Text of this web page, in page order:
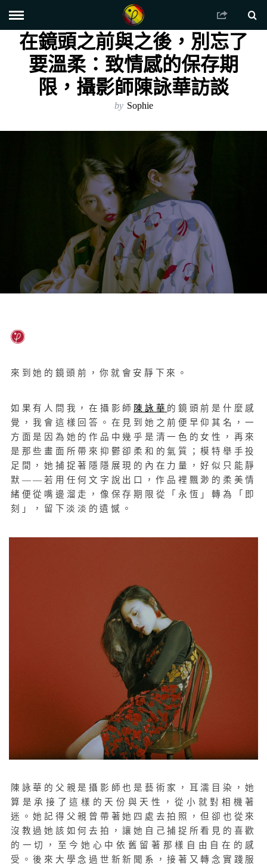
在鏡頭之前與之後，別忘了
要溫柔：致情感的保存期
限，攝影師陳詠華訪談
by Sophie
來到她的鏡頭前，你就會安靜下來。
如果有人問我，在攝影師 陳詠華 的鏡頭前是什麼感
覺，我會這樣回答。在見到她之前便早仰其名，一
方面是因為她的作品中幾乎是清一色的女性，再來
是那些畫面所帶來抑鬱卻柔和的氣質；模特舉手投
足間，她捕捉著隱隱展現的內在力量，好似只能靜
默——若用任何文字說出口，作品裡飄渺的柔美情
緒便從嘴邊溜走，像保存期限從「永恆」轉為「即
刻」，留下淡淡的遺憾。
陳詠華的父親是攝影師也是藝術家，耳濡目染，她
算是承接了這樣的天份與天性，從小就對相機著
迷。她記得父親曾帶著她四處去拍照，但卻也從來
沒教過她該如何去拍，讓她自己捕捉所看見的喜歡
的一切，至今她心中依舊留著那樣自由自在的感
受。後來大學念過世新新聞系，接著又轉念實踐服